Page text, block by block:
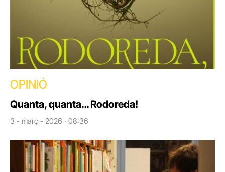
OPINIÓ
Quanta, quanta… Rodoreda!
3 - març - 2026 · 08:36